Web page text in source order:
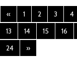
« 1 2 3 4
13
14 15 16
24
»